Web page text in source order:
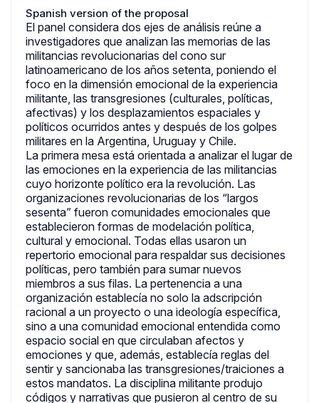
Spanish version of the proposal
El panel considera dos ejes de análisis reúne a
investigadores que analizan las memorias de las
militancias revolucionarias del cono sur
latinoamericano de los años setenta, poniendo el
foco en la dimensión emocional de la experiencia
militante, las transgresiones (culturales, políticas,
afectivas) y los desplazamientos espaciales y
políticos ocurridos antes y después de los golpes
militares en la Argentina, Uruguay y Chile.
La primera mesa está orientada a analizar el lugar de
las emociones en la experiencia de las militancias
cuyo horizonte político era la revolución. Las
organizaciones revolucionarias de los “largos
sesenta” fueron comunidades emocionales que
establecieron formas de modelación política,
cultural y emocional. Todas ellas usaron un
repertorio emocional para respaldar sus decisiones
políticas, pero también para sumar nuevos
miembros a sus filas. La pertenencia a una
organización establecía no solo la adscripción
racional a un proyecto o una ideología específica,
sino a una comunidad emocional entendida como
espacio social en que circulaban afectos y
emociones y que, además, establecía reglas del
sentir y sancionaba las transgresiones/traiciones a
estos mandatos. La disciplina militante produjo
códigos y narrativas que pusieron al centro de su